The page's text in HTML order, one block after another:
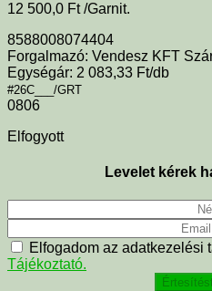
12 500,0 Ft /Garnit.
8588008074404
Forgalmazó: Vendesz KFT
Egységár: 2 083,33 Ft/db
#26C___/GRT
0806
Elfogyott
Levelet kérek
Elfogadom az adatkezelési
Tájékoztató.